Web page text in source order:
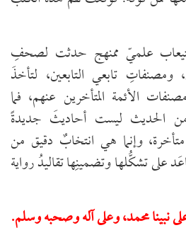
علميّ ممنهج حدثت لصحفِ
ومصنفاتِ تابعي التابعين، لتأخذَ
الأئمة المتأخرين عنهم، فما
الحديث ليست أحاديثَ جديدةً
وإنما هي انتخابٌ دقيق من
على تشكُّلها وتضمينِها تقاليدُ رواية
نبينا محمد، وعلى آله وصحبه وسلم.